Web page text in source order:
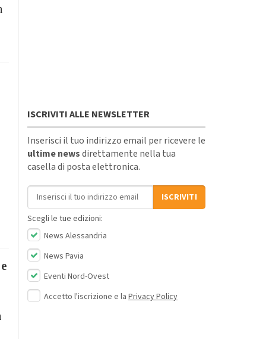
ISCRIVITI ALLE NEWSLETTER
Inserisci il tuo indirizzo email per ricevere le
ultime newsdirettamente nella tua
casella di posta elettronica.
Indirizzo email
ISCRIVITI
Scegli le tue edizioni:
News Alessandria
News Pavia
Eventi Nord-Ovest
Accetto l'iscrizione e la Privacy Policy